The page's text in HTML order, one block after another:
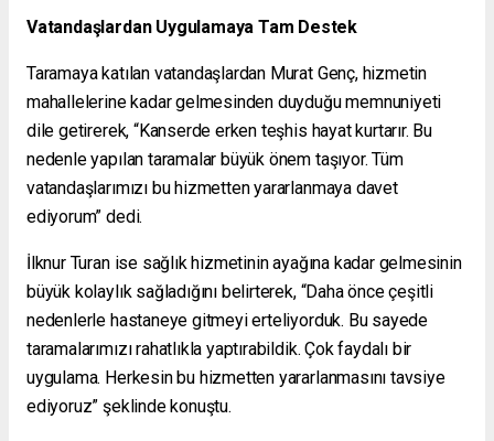
Vatandaşlardan Uygulamaya Tam Destek
Taramaya katılan vatandaşlardan Murat Genç, hizmetin
mahallelerine kadar gelmesinden duyduğu memnuniyeti
dile getirerek, “Kanserde erken teşhis hayat kurtarır. Bu
nedenle yapılan taramalar büyük önem taşıyor. Tüm
vatandaşlarımızı bu hizmetten yararlanmaya davet
ediyorum” dedi.
İlknur Turan ise sağlık hizmetinin ayağına kadar gelmesinin
büyük kolaylık sağladığını belirterek, “Daha önce çeşitli
nedenlerle hastaneye gitmeyi erteliyorduk. Bu sayede
taramalarımızı rahatlıkla yaptırabildik. Çok faydalı bir
uygulama. Herkesin bu hizmetten yararlanmasını tavsiye
ediyoruz” şeklinde konuştu.